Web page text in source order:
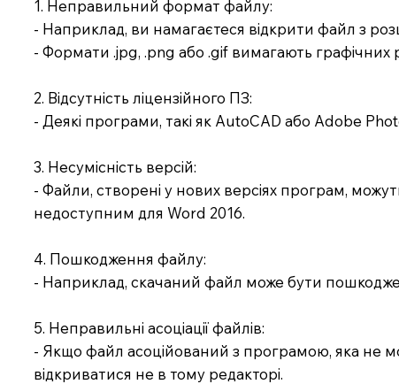
1. Неправильний формат файлу:
- Наприклад, ви намагаєтеся відкрити файл з
- Формати .jpg, .png або .gif вимагають графічних
2. Відсутність ліцензійного ПЗ:
- Деякі програми, такі як AutoCAD або Adobe
3. Несумісність версій:
- Файли, створені у нових версіях програм,
недоступним для Word 2016.
4. Пошкодження файлу:
- Наприклад, скачаний файл може бути
5. Неправильні асоціації файлів:
- Якщо файл асоційований з програмою, яка не
відкриватися не в тому редакторі.